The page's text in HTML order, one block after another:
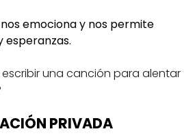
nos emociona y nos permite
esperanzas.
una canción para alentar
PRIVADA